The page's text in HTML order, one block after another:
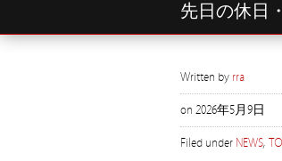
先日の休日
Written by rra
on 2026年5月9日
Filed under NEWS,